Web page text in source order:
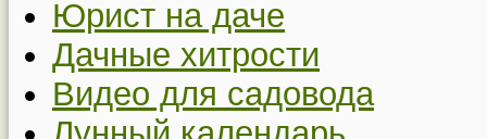
Юрист на даче
Дачные хитрости
Видео для садовода